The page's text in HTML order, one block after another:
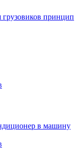
принцип
в машину